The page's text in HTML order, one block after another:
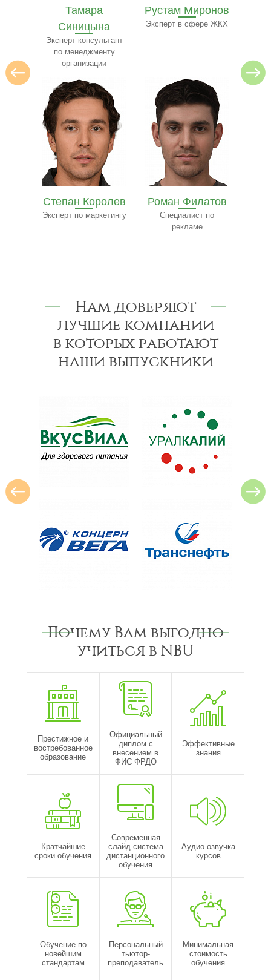
Рустам Миронов
Эксперт в сфере ЖКХ
Роман Филатов
Специалист по
Полина Ильина
Преподаватель
Павел
Трофимов
Эксперт-консультант
Нам доверяют
лучшие компании
в которых работают
наши выпускники
Почему Вам выгодно
учиться в NBU
Престижное и
востребованное
образование
Официальный
диплом с
внесением в
ФИС ФРДО
Эффективные
знания
Кратчайшие
сроки обучения
Современная
слайд система
дистанционного
обучения
Аудио озвучка
курсов
Обучение по
новейшим
стандартам
Персональный
тьютор-
преподаватель
Минимальная
стоимость
обучения